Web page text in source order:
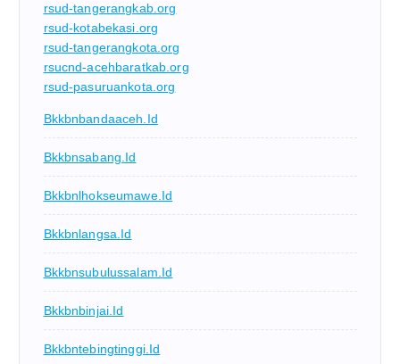
rsud-tangerangkab.org
rsud-kotabekasi.org
rsud-tangerangkota.org
rsucnd-acehbaratkab.org
rsud-pasuruankota.org
Bkkbnbandaaceh.id
Bkkbnsabang.id
Bkkbnlhokseumawe.id
Bkkbnlangsa.id
Bkkbnsubulussalam.id
Bkkbnbinjai.id
Bkkbntebingtinggi.id